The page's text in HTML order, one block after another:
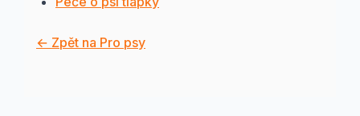
← Zpět na Pro psy